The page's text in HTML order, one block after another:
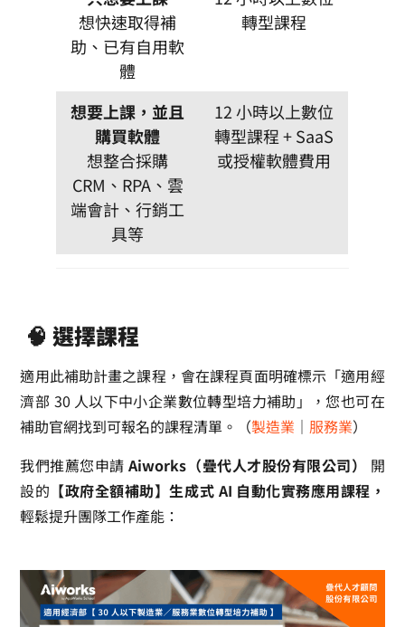
想快速取得補
助、已有自用軟
體
轉型課程
想要上課，並且
購買軟體
想整合採購
CRM、RPA、雲
端會計、行銷工
具等
12 小時以上數位
轉型課程 + SaaS
或授權軟體費用
🧠 選擇課程
適用此補助計畫之課程，會在課程頁面明確標示「適用經
濟部 30 人以下中小企業數位轉型培力補助」，您也可在
補助官網找到可報名的課程清單。（製造業 ｜ 服務業）
我們推薦您申請Aiworks（疊代人才股份有限公司）
開
設的 【政府全額補助】生成式 AI 自動化實務應用課程，
輕鬆提升團隊工作產能：